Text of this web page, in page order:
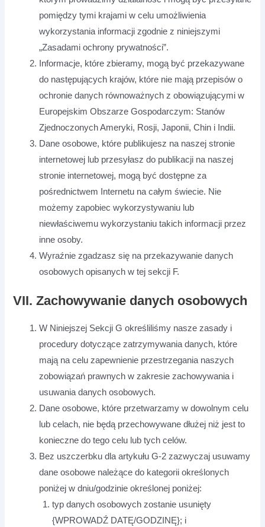
pomiędzy tymi krajami w celu umożliwienia
wykorzystania informacji zgodnie z niniejszymi
„Zasadami ochrony prywatności”.
Informacje, które zbieramy, mogą być przekazywane
do następujących krajów, które nie mają przepisów o
ochronie danych równoważnych z obowiązującymi w
Europejskim Obszarze Gospodarczym: Stanów
Zjednoczonych Ameryki, Rosji, Japonii, Chin i Indii.
Dane osobowe, które publikujesz na naszej stronie
internetowej lub przesyłasz do publikacji na naszej
stronie internetowej, mogą być dostępne za
pośrednictwem Internetu na całym świecie. Nie
możemy zapobiec wykorzystywaniu lub
niewłaściwemu wykorzystaniu takich informacji przez
inne osoby.
Wyraźnie zgadzasz się na przekazywanie danych
osobowych opisanych w tej sekcji F.
VII. Zachowywanie danych osobowych
W Niniejszej Sekcji G określiliśmy nasze zasady i
procedury dotyczące zatrzymywania danych, które
mają na celu zapewnienie przestrzegania naszych
zobowiązań prawnych w zakresie zachowywania i
usuwania danych osobowych.
Dane osobowe, które przetwarzamy w dowolnym celu
lub celach, nie będą przechowywane dłużej niż jest to
konieczne do tego celu lub tych celów.
Bez uszczerbku dla artykułu G-2 zazwyczaj usuwamy
dane osobowe należące do kategorii określonych
poniżej w dniu/godzinie określonej poniżej:
typ danych osobowych zostanie usunięty
{WPROWADŹ DATĘ/GODZINĘ}; i